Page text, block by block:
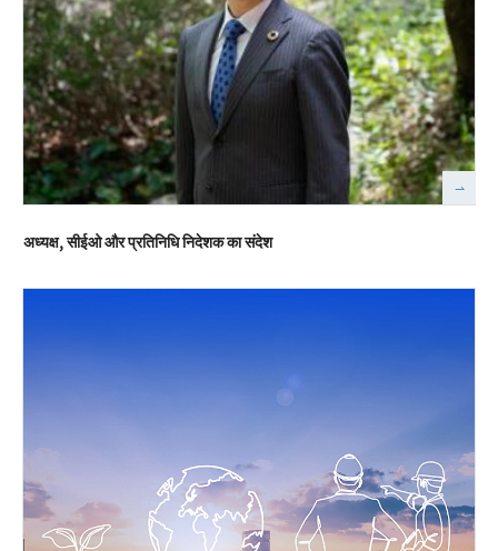
अध्यक्ष, सीईओ और प्रतिनिधि निदेशक का संदेश